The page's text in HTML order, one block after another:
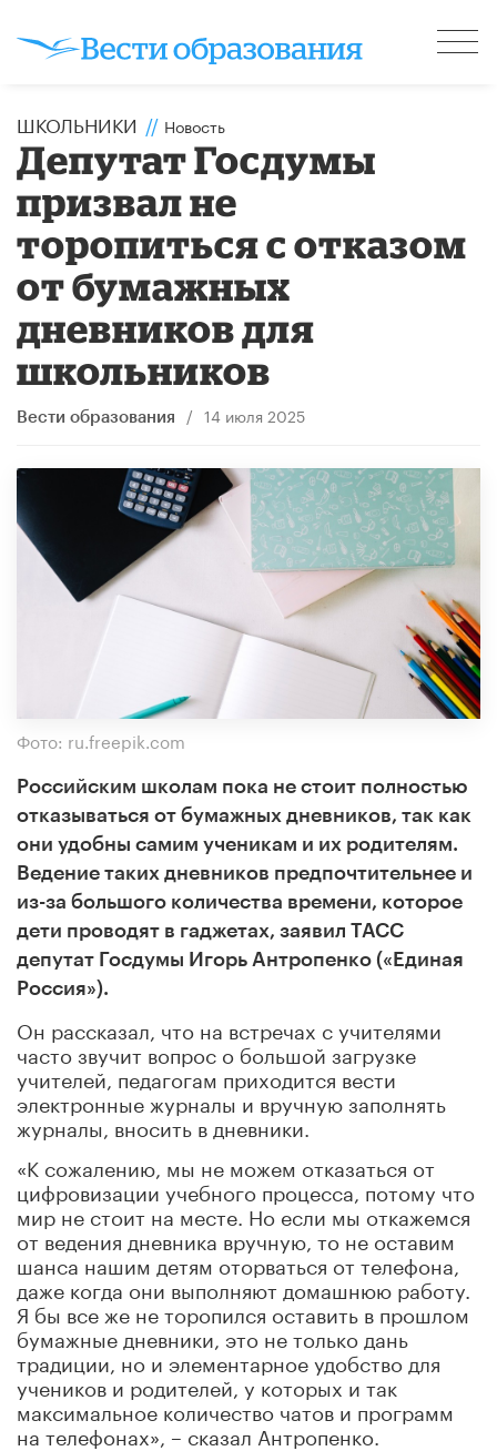
ШКОЛЬНИКИ // Новость
Депутат Госдумы
призвал не
торопиться с отказом
от бумажных
дневников для
школьников
Вести образования / 14 июля 2025
Фото: ru.freepik.com
Российским школам пока не стоит полностью
отказываться от бумажных дневников, так как
они удобны самим ученикам и их родителям.
Ведение таких дневников предпочтительнее и
из-за большого количества времени, которое
дети проводят в гаджетах, заявил ТАСС
депутат Госдумы Игорь Антропенко («Единая
Россия»).
Он рассказал, что на встречах с учителями
часто звучит вопрос о большой загрузке
учителей, педагогам приходится вести
электронные журналы и вручную заполнять
журналы, вносить в дневники.
«К сожалению, мы не можем отказаться от
цифровизации учебного процесса, потому что
мир не стоит на месте. Но если мы откажемся
от ведения дневника вручную, то не оставим
шанса нашим детям оторваться от телефона,
даже когда они выполняют домашнюю работу.
Я бы все же не торопился оставить в прошлом
бумажные дневники, это не только дань
традиции, но и элементарное удобство для
учеников и родителей, у которых и так
максимальное количество чатов и программ
на телефонах», – сказал Антропенко.